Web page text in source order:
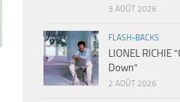
3 AOÛT 2026
FLASH-BACKS
LIONEL RICHIE
Down”
2 AOÛT 2026